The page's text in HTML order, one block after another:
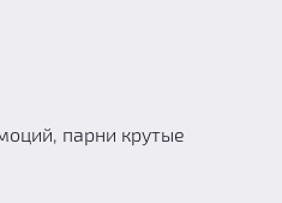
парни крутые